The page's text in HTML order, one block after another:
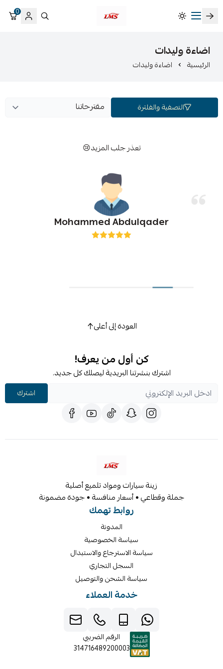
متجر لمسات الشرقية لزينة سيارات LMS
0
اضاءة وليدات
الرئيسية اضاءة وليدات
التصفية والفلترة
تعذر جلب المزيد😢
Mohammed Abdulqader
العودة إلى أعلى
كن أول من يعرف!
اشترك بنشرتنا البريدية ليصلك كل جديد.
اشترك
زينة سيارات ومواد تلميع أصلية
جملة وقطاعي • أسعار منافسة • جودة مضمونة
روابط تهمك
المدونة
سياسة الخصوصية
سياسة الاسترجاع والاستبدال
السجل التجاري
سياسة الشحن والتوصيل
خدمة العملاء
الرقم الضريبي
314716489200003